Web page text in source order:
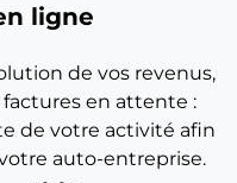
ligne
de vos revenus,
en attente :
de votre activité afin
auto-entreprise.